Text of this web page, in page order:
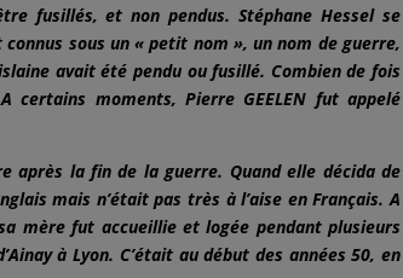
fusillés, et non pendus. Stéphane Hessel se
sous un « petit nom », un nom de guerre,
avait été pendu ou fusillé. Combien de fois
certains moments, Pierre GEELEN fut appelé
après la fin de la guerre. Quand elle décida de
mais n’était pas très à l’aise en Français. A
mère fut accueillie et logée pendant plusieurs
à Lyon. C’était au début des années 50, en